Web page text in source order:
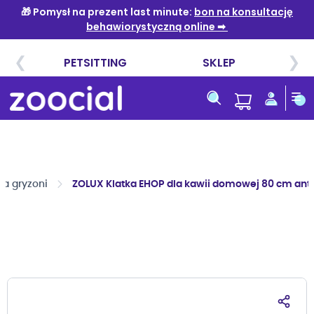
do
treści
gryzoni ZOLUX Klatka EHOP dla kawii domowej 80 cm
Przejdź